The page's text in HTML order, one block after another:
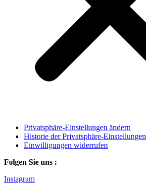
Privatsphäre-Einstellungen ändern
Historie der Privatsphäre-Einstellungen
Einwilligungen widerrufen
Folgen Sie uns :
Instagram